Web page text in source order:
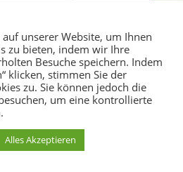
von
privacy?
recht24.de
unserer Website, um Ihnen
zu bieten, indem wir Ihre
Besuche speichern. Indem
klicken, stimmen Sie der
zu. Sie können jedoch die
um eine kontrollierte
Alles Akzeptieren